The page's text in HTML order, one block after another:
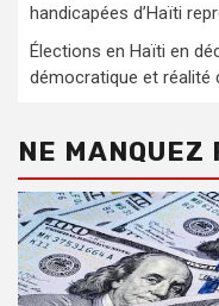
handicapées d’Haïti
Élections en Haïti en
démocratique et réalité
NE MANQUEZ